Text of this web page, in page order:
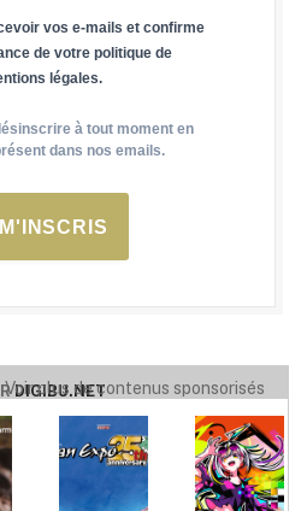
vos e-mails et confirme
de votre politique de
légales.
à tout moment en
dans nos emails.
DIGIBU.NET
Voir plus de contenus sponsorisés